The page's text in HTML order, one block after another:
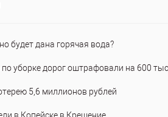
будет дана горячая вода?
уборке дорог оштрафовали на 600
5,6 миллионов рублей
в Копейске в Крещение